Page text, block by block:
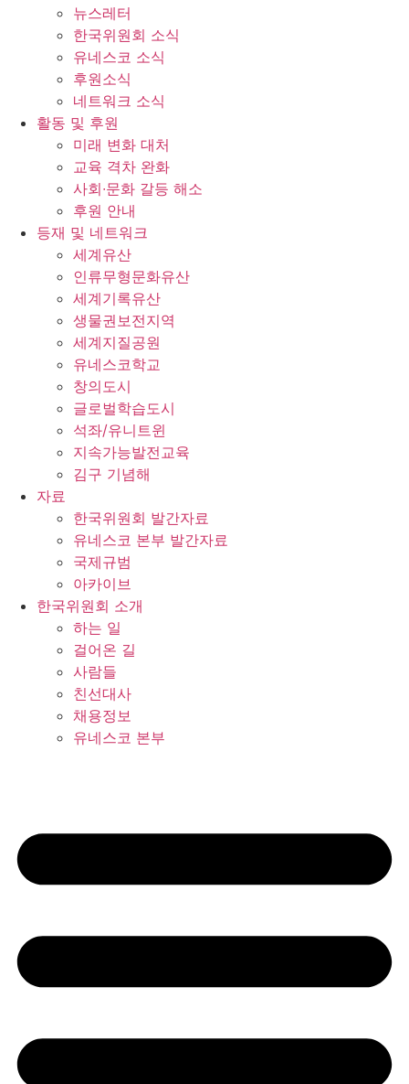
뉴스레터
한국위원회 소식
유네스코 소식
후원소식
네트워크 소식
활동 및 후원
미래 변화 대처
교육 격차 완화
사회∙문화 갈등 해소
후원 안내
등재 및 네트워크
세계유산
인류무형문화유산
세계기록유산
생물권보전지역
세계지질공원
유네스코학교
창의도시
글로벌학습도시
석좌/유니트윈
지속가능발전교육
김구 기념해
자료
한국위원회 발간자료
유네스코 본부 발간자료
국제규범
아카이브
한국위원회 소개
하는 일
걸어온 길
사람들
친선대사
채용정보
유네스코 본부